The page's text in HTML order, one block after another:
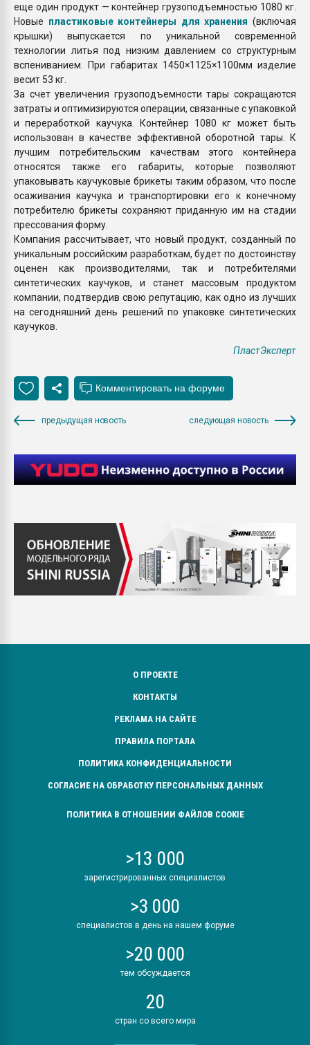
еще один продукт — контейнер грузоподъемностью 1080 кг.
Новые пластиковые контейнеры для хранения (включая
крышки) выпускается по уникальной современной
технологии литья под низким давлением со структурным
вспениванием. При габаритах 1450×1125×1100мм изделие
весит 53 кг.
За счет увеличения грузоподъемности тары сокращаются
затраты и оптимизируются операции, связанные с упаковкой
и переработкой каучука. Контейнер 1080 кг может быть
использован в качестве эффективной оборотной тары. К
лучшим потребительским качествам этого контейнера
относятся также его габариты, которые позволяют
упаковывать каучуковые брикеты таким образом, что после
осаживания каучука и транспортировки его к конечному
потребителю брикеты сохраняют приданную им на стадии
прессования форму.
Компания рассчитывает, что новый продукт, созданный по
уникальным российским разработкам, будет по достоинству
оценен как производителями, так и потребителями
синтетических каучуков, и станет массовым продуктом
компании, подтвердив свою репутацию, как одно из лучших
на сегодняшний день решений по упаковке синтетических
каучуков.
ПластЭксперт
предыдущая новость следующая новость
О ПРОЕКТЕ
КОНТАКТЫ
РЕКЛАМА НА САЙТЕ
ПРАВИЛА ПОРТАЛА
ПОЛИТИКА КОНФИДЕНЦИАЛЬНОСТИ
СОГЛАСИЕ НА ОБРАБОТКУ ПЕРСОНАЛЬНЫХ ДАННЫХ
ПОЛИТИКА В ОТНОШЕНИИ ФАЙЛОВ COOKIE
>13 000
зарегистрированных специалистов
>3 000
специалистов в день на нашем форуме
>20 000
тем обсуждается
20
стран со всего мира